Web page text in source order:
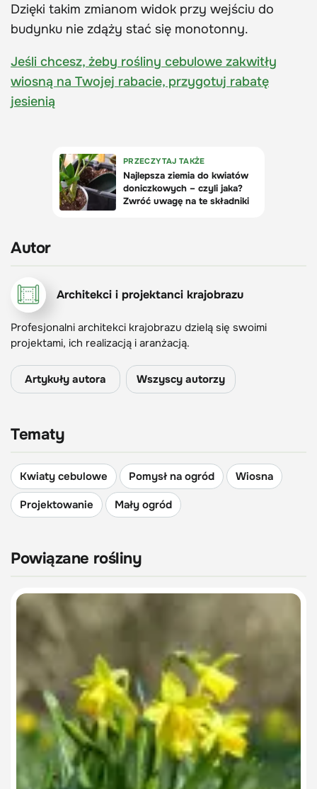
Dzięki takim zmianom widok przy wejściu do
budynku nie zdąży stać się monotonny.
Jeśli chcesz, żeby rośliny cebulowe zakwitły
wiosną na Twojej rabacie, przygotuj rabatę
jesienią
Autor
Architekci i projektanci krajobrazu
Profesjonalni architekci krajobrazu dzielą się swoimi
projektami, ich realizacją i aranżacją.
Artykuły autora Wszyscy autorzy
Tematy
Kwiaty cebulowe Pomysł na ogród
Wiosna
Projektowanie
Mały ogród
Powiązane rośliny